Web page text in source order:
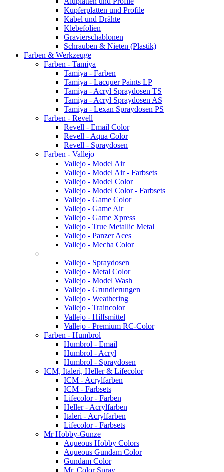
Kupferplatten und Profile
Kabel und Drähte
Klebefolien
Gravierschablonen
Schrauben & Nieten (Plastik)
Farben & Werkzeuge
Farben - Tamiya
Tamiya - Farben
Tamiya - Lacquer Paints LP
Tamiya - Acryl Spraydosen TS
Tamiya - Acryl Spraydosen AS
Tamiya - Lexan Spraydosen PS
Farben - Revell
Revell - Email Color
Revell - Aqua Color
Revell - Spraydosen
Farben - Vallejo
Vallejo - Model Air
Vallejo - Model Air - Farbsets
Vallejo - Model Color
Vallejo - Model Color - Farbsets
Vallejo - Game Color
Vallejo - Game Air
Vallejo - Game Xpress
Vallejo - True Metallic Metal
Vallejo - Panzer Aces
Vallejo - Mecha Color
Vallejo - Spraydosen
Vallejo - Metal Color
Vallejo - Model Wash
Vallejo - Grundierungen
Vallejo - Weathering
Vallejo - Traincolor
Vallejo - Hilfsmittel
Vallejo - Premium RC-Color
Farben - Humbrol
Humbrol - Email
Humbrol - Acryl
Humbrol - Spraydosen
ICM, Italeri, Heller & Lifecolor
ICM - Acrylfarben
ICM - Farbsets
Lifecolor - Farben
Heller - Acrylfarben
Italeri - Acrylfarben
Lifecolor - Farbsets
Mr Hobby-Gunze
Aqueous Hobby Colors
Aqueous Gundam Color
Gundam Color
Mr. Color Spray